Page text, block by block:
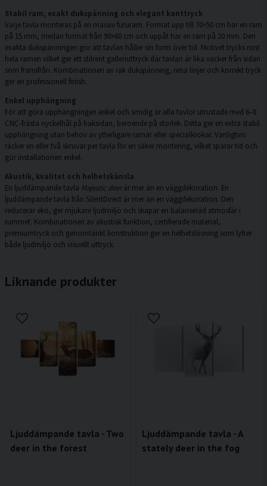
Stabil ram, exakt dukspänning och elegant kanttryck
Varje tavla monteras på en massiv fururam. Format upp till 70×50 cm har en ram
på 15 mm, medan format från 90×60 cm och uppåt har en ram på 20 mm. Den
exakta dukspänningen gör att tavlan håller sin form över tid. Motivet trycks runt
hela ramen vilket ger ett stilrent galleriuttryck där tavlan är lika vacker från sidan
som framifrån. Kombinationen av rak dukspänning, rena linjer och korrekt tryck
ger en professionell finish.
Enkel upphängning
För att göra upphängningen enkel och smidig är alla tavlor utrustade med 6–8
CNC-frästa nyckelhål på baksidan, beroende på storlek. Detta ger en extra stabil
upphängning utan behov av ytterligare ramar eller specialkrokar. Vanligtvis
räcker en eller två skruvar per tavla för en säker montering, vilket sparar tid och
gör installationen enkel.
Akustik, kvalitet och helhetskänsla
En ljuddämpande tavla Majestic deerär mer än en väggdekoration. En
ljuddämpande tavla från SilentDirect är mer än en väggdekoration. Den
reducerar eko, ger mjukare ljudmiljö och skapar en balanserad atmosfär i
rummet. Kombinationen av akustisk funktion, certifierade material,
premiumtryck och genomtänkt konstruktion ger en helhetslösning som lyfter
både ljudmiljö och visuellt uttryck.
Liknande produkter
Ljuddämpande tavla - Two
deer in the forest
Ljuddämpande tavla - A
stately deer in the fog